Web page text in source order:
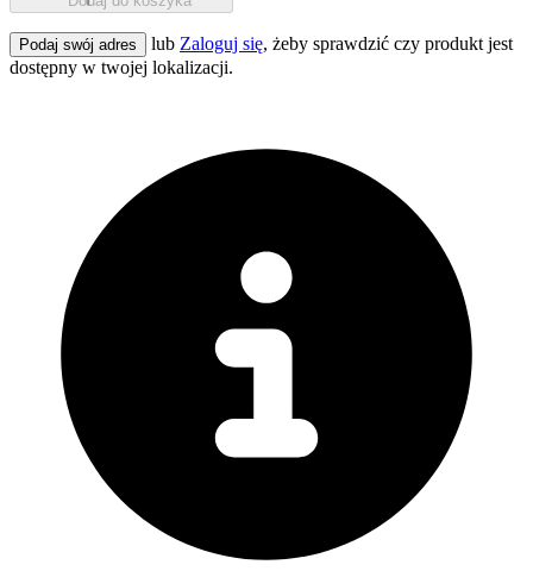
Podaj swój adres lub Zaloguj się, żeby sprawdzić czy produkt jest
dostępny w twojej lokalizacji.